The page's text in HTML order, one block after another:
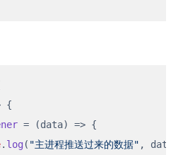
{
= (data) => {
. log ( "主进程推送过来的数据" ,